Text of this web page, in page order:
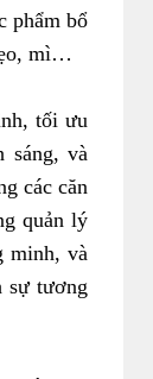
phẩm bổ
mì…
tối ưu
sáng, và
các căn
quản lý
minh, và
sự tương